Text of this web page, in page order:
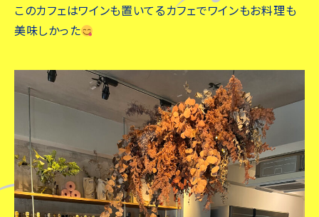
このカフェはワインも置いてるカフェでワインもお料理も
美味しかった